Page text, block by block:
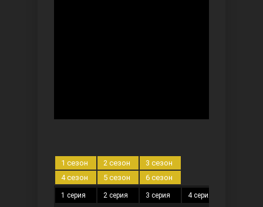
1 сезон 2 сезон
3 сезон
4 сезон
5 сезон 6 сезон
1 серия 2 серия 3 серия 4 серия